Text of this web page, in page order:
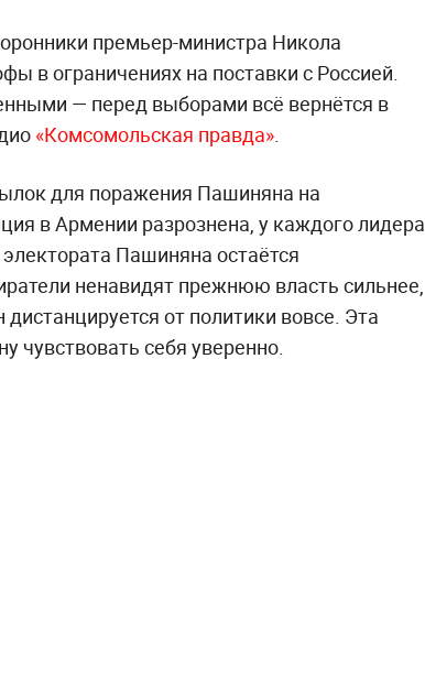
премьер-министра Никола
в ограничениях на поставки с Россией.
— перед выборами всё вернётся в
«Комсомольская правда».
для поражения Пашиняна на
в Армении разрознена, у каждого лидера
Пашиняна остаётся
ненавидят прежнюю власть сильнее,
от политики вовсе. Эта
чувствовать себя уверенно.